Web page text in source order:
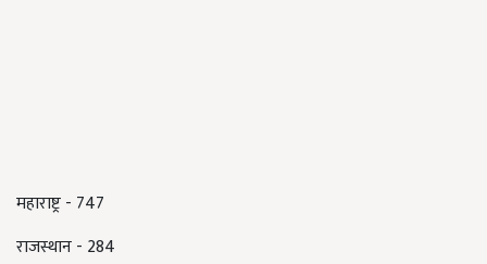
महाराष्ट्र - 747
राजस्थान - 284